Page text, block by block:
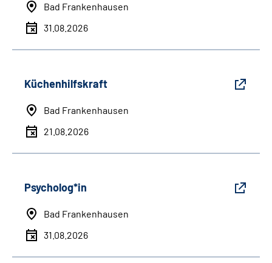
Bad Frankenhausen
31.08.2026
Küchenhilfskraft
Bad Frankenhausen
21.08.2026
Psycholog*in
Bad Frankenhausen
31.08.2026